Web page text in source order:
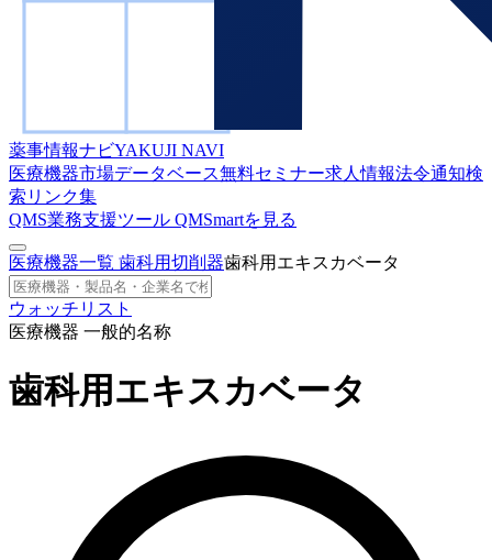
薬事情報ナビYAKUJI NAVI
医療機器市場データベース無料セミナー求人情報法令通知検
索 リンク集
QMS業務支援ツール QMSmartを見る
医療機器一覧 歯科用切削器歯科用エキスカベータ
ウォッチリスト
医療機器 一般的名称
歯科用エキスカベータ